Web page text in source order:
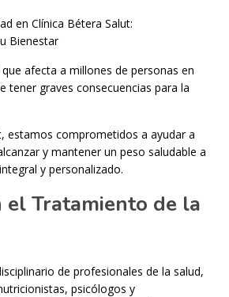
en Clínica Bétera Salut:
Bienestar
afecta a millones de personas en
tener graves consecuencias para la
estamos comprometidos a ayudar a
y mantener un peso saludable a
y personalizado.
el Tratamiento de la
de profesionales de la salud,
psicólogos y